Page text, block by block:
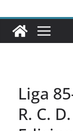
Liga
R. C.